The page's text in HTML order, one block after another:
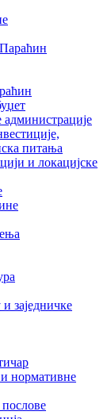
питања
и локацијске
заједничке
нормативне